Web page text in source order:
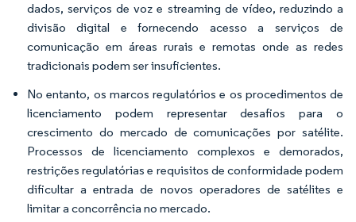
dados, serviços de voz e streaming de vídeo, reduzindo a
divisão digital e fornecendo acesso a serviços de
comunicação em áreas rurais e remotas onde as redes
tradicionais podem ser insuficientes.
No entanto, os marcos regulatórios e os procedimentos de
licenciamento podem representar desafios para o
crescimento do mercado de comunicações por satélite.
Processos de licenciamento complexos e demorados,
restrições regulatórias e requisitos de conformidade podem
dificultar a entrada de novos operadores de satélites e
limitar a concorrência no mercado.